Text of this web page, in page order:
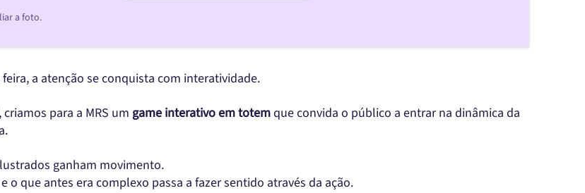
a foto.
a atenção se conquista com interatividade.
para a MRS um game interativo em totemque convida o público a entrar na dinâmica da
ganham movimento.
o que antes era complexo passa a fazer sentido através da ação.